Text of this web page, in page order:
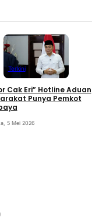
Terkini
Cak Eri” Hotline Aduan
Punya Pemkot
5 Mei 2026